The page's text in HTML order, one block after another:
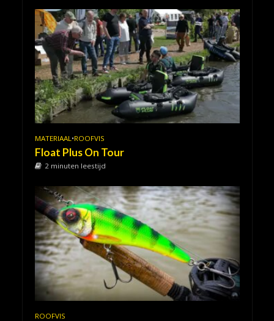
MATERIAAL•ROOFVIS
Float Plus On Tour
2 minuten leestijd
ROOFVIS